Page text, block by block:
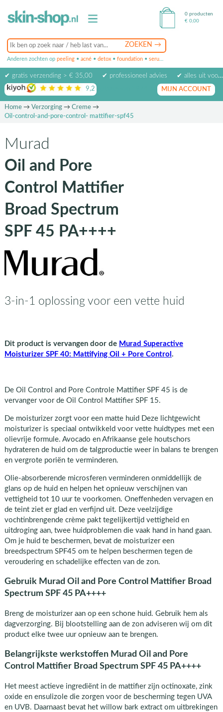
Anderen zochten op peeling • acné • detox • foundation • serum
0 producten
€ 0,00
✔ gratis verzending > € 35,00 ✔ professioneel advies
✔ alles uit voorraad leverbaar
9,2 op basis van beoordelingen
MIJN ACCOUNT
Home→ Verzorging→ Creme→
Oil-control-and-pore-control- mattifier-spf45
Murad
Oil and Pore
Control Mattifier
Broad Spectrum
SPF 45 PA++++
3-in-1 oplossing voor een vette huid
Dit product is vervangen door de Murad Superactive
Moisturizer SPF 40: Mattifying Oil + Pore Control .
De Oil Control and Pore Controle Mattifier SPF 45 is de
vervanger voor de Oil Control Mattifier SPF 15.
De moisturizer zorgt voor een matte huid Deze lichtgewicht
moisturizer is speciaal ontwikkeld voor vette huidtypes met een
olievrije formule. Avocado en Afrikaanse gele houtschors
hydrateren de huid om de talgproductie weer in balans te brengen
en vergrote poriën te verminderen.
Olie-absorberende microsferen verminderen onmiddellijk de
glans op de huid en helpen het opnieuw verschijnen van
vettigheid tot 10 uur te voorkomen. Oneffenheden vervagen en
de teint ziet er glad en verfijnd uit. Deze veelzijdige
vochtinbrengende crème pakt tegelijkertijd vettigheid en
uitdroging aan, twee huidproblemen die vaak hand in hand gaan.
Om je huid te beschermen, bevat de moisturizer een
breedspectrum SPF45 om te helpen beschermen tegen de
veroudering en schadelijke effecten van de zon.
Gebruik Murad Oil and Pore Control Mattifier Broad
Spectrum SPF 45 PA++++
Breng de moisturizer aan op een schone huid. Gebruik hem als
dagverzorging. Bij blootstelling aan de zon adviseren wij om dit
product elke twee uur opnieuw aan te brengen.
Belangrijkste werkstoffen Murad Oil and Pore
Control Mattifier Broad Spectrum SPF 45 PA++++
Het meest actieve ingrediënt in de mattifier zijn octinoxate, zink
oxide en ensulizole die zorgen voor de bescherming tegen UVA
en UVB. Daarnaast bevat het willow bark extract om uitbrekingen